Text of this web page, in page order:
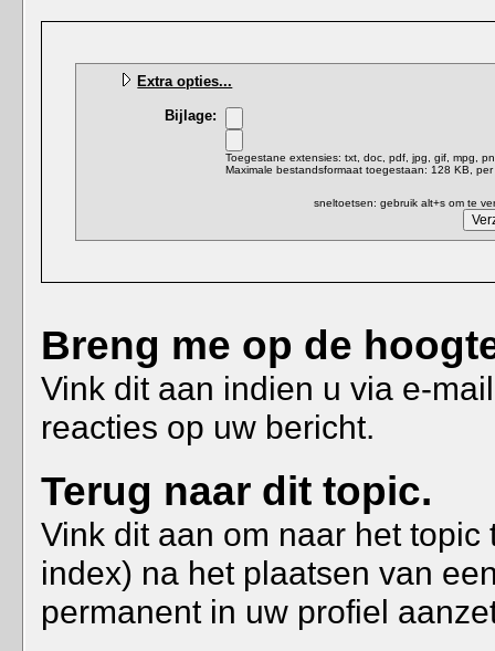
Extra opties...
Bijlage:
Toegestane extensies: txt, doc, pdf, jpg, gif, mpg,
Maximale bestandsformaat toegestaan: 128 KB,
sneltoetsen: gebruik alt+s om te
Breng me op de
Vink dit aan indien u via e-
reacties op uw bericht.
Terug naar dit topic.
Vink dit aan om naar het
index) na het plaatsen van
permanent in uw profiel